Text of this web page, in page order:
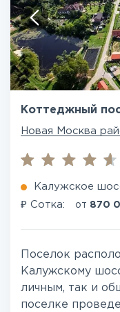
Коттеджный
Новая Москва
Калужское
₽ Сотка: от 870
Поселок
Калужскому
личным, так и
поселке